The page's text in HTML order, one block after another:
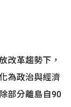
革趨勢下，
為政治與經濟
部分離島自90